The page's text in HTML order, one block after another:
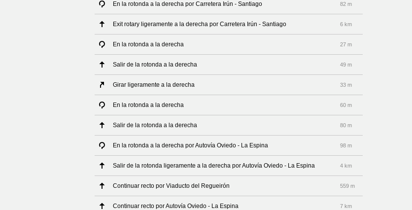
En la rotonda a la derecha por Carretera Irún - Santiago 82 m
Exit rotary ligeramente a la derecha por Carretera Irún - Santiago 6 km
En la rotonda a la derecha 27 m
Salir de la rotonda a la derecha 49 m
Girar ligeramente a la derecha 33 m
En la rotonda a la derecha 60 m
Salir de la rotonda a la derecha 80 m
En la rotonda a la derecha por Autovía Oviedo - La Espina 98 m
Salir de la rotonda ligeramente a la derecha por Autovía Oviedo - La Espina 4 km
Continuar recto por Viaducto del Regueirón 559 m
Continuar recto por Autovía Oviedo - La Espina 7 km